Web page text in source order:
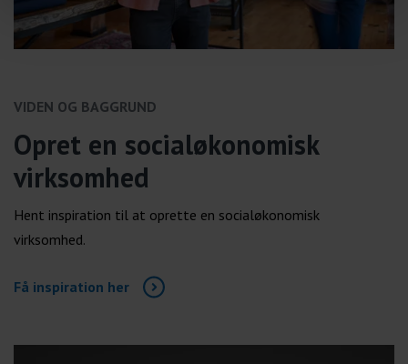
VIDEN OG BAGGRUND
Opret en socialøkonomisk
virksomhed
Hent inspiration til at oprette en socialøkonomisk
virksomhed.
Få inspiration her